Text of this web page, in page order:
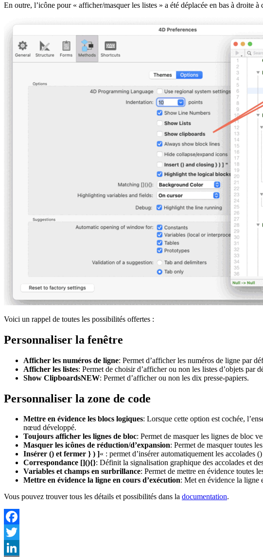
En outre, l’icône pour « afficher/masquer les listes » a été déplacée en bas à droite à
Voici un rappel de toutes les possibilités offertes :
Personnaliser la fenêtre
Afficher les numéros de ligne: Permet d’afficher les numéros de ligne par
Afficher les listes: Permet de choisir d’afficher ou non les listes d’objets par
Show ClipboardsNEW: Permet d’afficher ou non les dix presse-papiers.
Personnaliser la zone de code
Mettre en évidence les blocs logiques: Lorsque cette option est cochée,
nœud développé.
Toujours afficher les lignes de bloc: Permet de masquer les lignes de bloc
Masquer les icônes de réduction/d’expansion: Permet de masquer toutes
Insérer () et fermer } ) ]« : permet d’insérer automatiquement les accolades
Correspondance [](){}: Définit la signalisation graphique des accolades et
Variables et champs en surbrillance: Permet de mettre en évidence toutes
Mettre en évidence la ligne en cours d’exécution: Met en évidence la ligne
Vous pouvez trouver tous les détails et possibilités dans la documentation.
Facebook
Twitter